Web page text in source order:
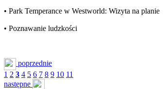
• Park Temperance w Westworld: Wizyta na planie
• Poznawanie ludzkości
poprzednie
1 2 3 4 5 6 7 8 9 10 11
następne